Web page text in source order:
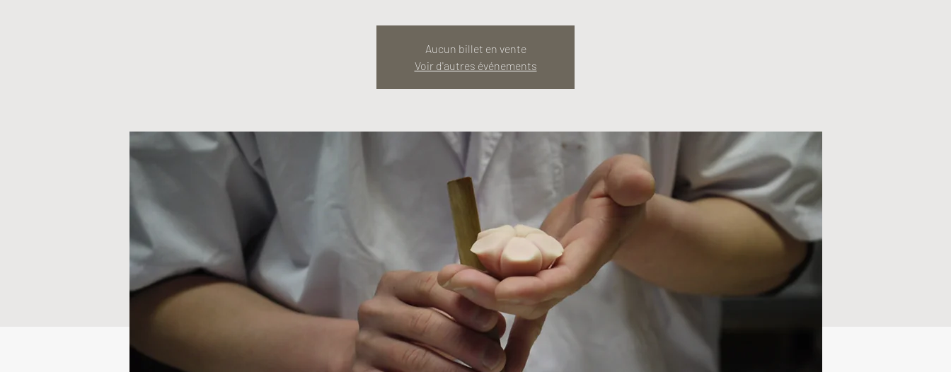
Aucun billet en vente
Voir d'autres événements